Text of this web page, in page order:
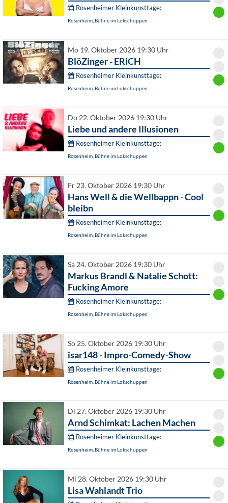
Rosenheimer Kleinkunsttage:
Rosenheim, Bühne im Lokschuppen
Mo 19. Oktober 2026 19:30 Uhr
BlöZinger - ERiCH
Rosenheimer Kleinkunsttage:
Rosenheim, Bühne im Lokschuppen
Do 22. Oktober 2026 19:30 Uhr
Liebe und andere Illusionen
Rosenheimer Kleinkunsttage:
Rosenheim, Bühne im Lokschuppen
Fr 23. Oktober 2026 19:30 Uhr
Hans Well & die Wellbappn - Cool
bleibn
Rosenheimer Kleinkunsttage:
Rosenheim, Bühne im Lokschuppen
Sa 24. Oktober 2026 19:30 Uhr
Markus Brandl & Natalie Schott:
Fucking Amore
Rosenheimer Kleinkunsttage:
Rosenheim, Bühne im Lokschuppen
So 25. Oktober 2026 19:30 Uhr
isar148 - Impro-Comedy-Show
Rosenheimer Kleinkunsttage:
Rosenheim, Bühne im Lokschuppen
Di 27. Oktober 2026 19:30 Uhr
Arnd Schimkat: Lachen Machen
Rosenheimer Kleinkunsttage:
Rosenheim, Bühne im Lokschuppen
Mi 28. Oktober 2026 19:30 Uhr
Lisa Wahlandt Trio